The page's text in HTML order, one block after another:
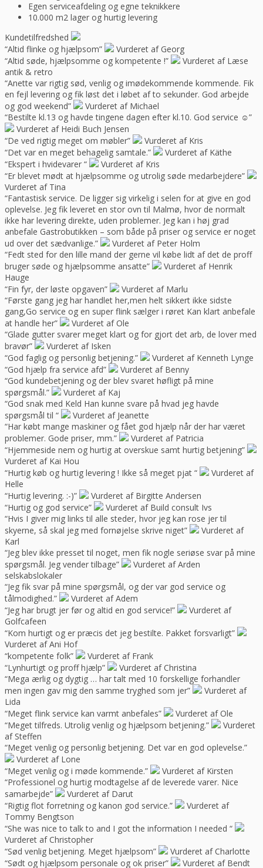
Egen serviceafdeling og egne teknikkere
10.000 m2 lager og hurtig levering
Kundetilfredshed
“Altid flinke og hjælpsom”
Vurderet af Georg
“Altid søde, hjælpsomme og kompetente !”
Vurderet af Læse
antik & retro
“Anette var rigtig sød, venlig og imødekommende kommende. Fik
en fejl levering og fik løst det i løbet af to sekunder. God arbejde
og god weekend”
Vurderet af Michael
“Bestilte kl.13 og havde tingene dagen efter kl.10. God service ☺”
Vurderet af Heidi Buch Jensen
“De ved rigtig meget om møbler”
Vurderet af Kris
“Det var en meget behagelig samtale.”
Vurderet af Käthe
“Ekspert i hvidevarer “
Vurderet af Kris
“Er blevet mødt at hjælpsomme og utrolig søde medarbejdere”
Vurderet af Tina
“Fantastisk service. De ligger sig virkelig i selen for at give en god
oplevelse. Jeg fik leveret en stor ovn til Malmø, hvor de normalt
ikke har levering direkte, uden problemer. Jeg kan i høj grad
anbefale Gastrobutikken – som både på priser og service er noget
ud over det sædvanlige.”
Vurderet af Peter Holm
“Fedt sted for den lille mand der gerne vil købe lidt af det de proff
bruger søde og hjælpsomme ansatte”
Vurderet af Henrik
Hauge
“Fin fyr, der løste opgaven”
Vurderet af Marlu
“Første gang jeg har handlet her,men helt sikkert ikke sidste
gang,Go service og en super flink sælger i røret Kan klart anbefale
at handle her”
Vurderet af Ole
“Glade gutter svarer meget klart og for gjort det arb, de lover med
bravør”
Vurderet af Isken
“God faglig og personlig betjening.”
Vurderet af Kenneth Lynge
“God hjælp fra service afd”
Vurderet af Benny
“God kundebetjening og der blev svaret høfligt på mine
spørgsmål.”
Vurderet af Kaj
“God snak med Keld Han kunne svare på hvad jeg havde
spørgsmål til “
Vurderet af Jeanette
“Har købt mange maskiner og fået god hjælp når der har været
problemer. Gode priser, mm.”
Vurderet af Patricia
“Hjemmeside nem og hurtig at overskue samt hurtig betjening”
Vurderet af Kai Hou
“Hurtig køb og hurtig levering ! Ikke så meget pjat “
Vurderet af
Helle
“Hurtig levering. :-)”
Vurderet af Birgitte Andersen
“Hurtig og god service”
Vurderet af Build consult Ivs
“Hvis I giver mig links til alle steder, hvor jeg kan rose jer til
skyerne, så skal jeg med fornøjelse skrive niget”
Vurderet af
Karl
“Jeg blev ikke presset til noget, men fik nogle seriøse svar på mine
spørgsmål. Jeg vender tilbage”
Vurderet af Arden
selskabslokaler
“Jeg fik svar på mine spørgsmål, og der var god service og
tålmodighed.”
Vurderet af Adem
“Jeg har brugt jer før og altid en god service!”
Vurderet af
Golfcafeen
“Kom hurtigt og er præcis det jeg bestilte. Pakket forsvarligt”
Vurderet af Ani Hof
“kompetente folk”
Vurderet af Frank
“Lynhurtigt og proff hjælp”
Vurderet af Christina
“Mega ærlig og dygtig … har talt med 10 forskellige forhandler
men ingen gav mig den samme tryghed som jer”
Vurderet af
Lida
“Meget flink service kan varmt anbefales”
Vurderet af Ole
“Meget tilfreds. Utrolig venlig og hjælpsom betjening.”
Vurderet
af Steffen
“Meget venlig og personlig betjening. Det var en god oplevelse.”
Vurderet af Lone
“Meget venlig og i møde kommende.”
Vurderet af Kirsten
“Professionel og hurtig modtagelse af de leverede varer. Nice
samarbejde”
Vurderet af Darut
“Rigtig flot forretning og kanon god service.”
Vurderet af
Tommy Bengtson
“She was nice to talk to and I got the information I needed “
Vurderet af Christopher
“Sød venlig betjening. Meget hjælpsom”
Vurderet af Charlotte
“Sødt og hjælpsom personale og ok priser”
Vurderet af Bendt